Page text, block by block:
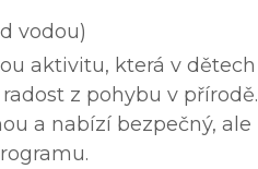
vodou)
aktivitu, která v dětech
z pohybu v přírodě.
a nabízí bezpečný, ale